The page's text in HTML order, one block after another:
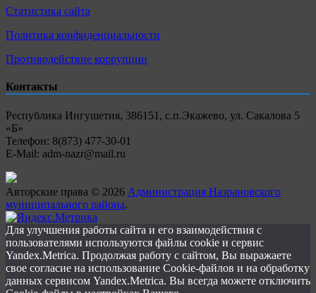
Статистика сайта
Политика конфиденциальности
Противодействие коррупции
Контакты
Республика Ингушетия, 386151, с.п.Экажево, ул. Сакалова 5
«Б»
Телефон: 8(873) 477-30-01
E-Mail: adm-nazr@mail.ru
Авторские права © 2026 Администрация Назрановского
муниципального района.
Для улучшения работы сайта и его взаимодействия с
пользователями используются файлы cookie и сервис
Yandex.Metrica. Продолжая работу с сайтом, Вы выражаете
свое согласие на использование Cookie-файлов и на обработку
данных сервисом Yandex.Metrica. Вы всегда можете отключить